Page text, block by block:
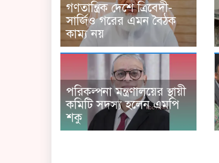
গণতান্ত্রিক দেশে ত্রিবেদী-
সার্জিও গরের এমন বৈঠক
কাম্য নয়
পরিকল্পনা মন্ত্রণালয়ের স্থায়ী
কমিটি সদস্য হলেন এমপি
শকু